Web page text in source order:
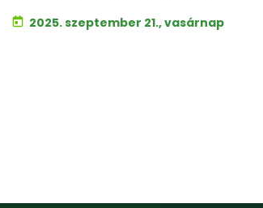
2025. szeptember 21., vasárnap